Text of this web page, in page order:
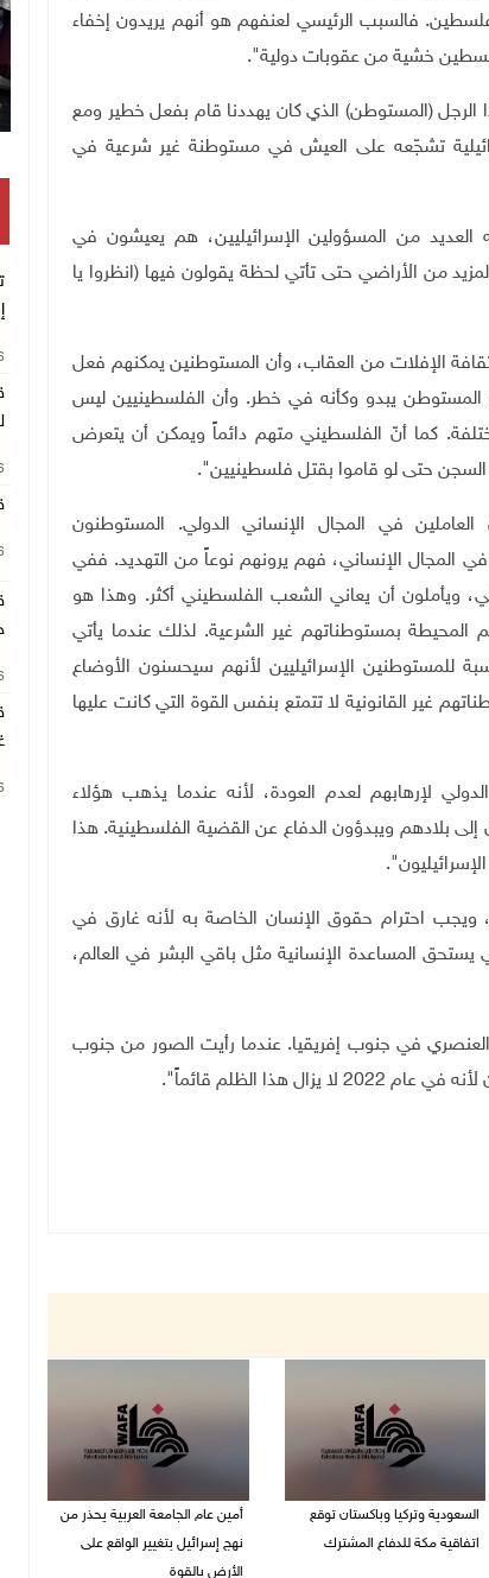
فالسبب الرئيسي لعنفهم هو أنهم يريدون إخفاء
خشية من عقوبات دولية."
الرجل (المستوطن) الذي كان يهددنا قام بفعل خطير ومع
تشجّعه على العيش في مستوطنة غير شرعية في
من المسؤولين الإسرائيليين، هم يعيشون في
من الأراضي حتى تأتي لحظة يقولون فيها (انظروا يا
الإفلات من العقاب، وأن المستوطنين يمكنهم فعل
المستوطن يبدو وكأنه في خطر. وأن الفلسطينيين ليس
كما أنّ الفلسطيني متهم دائماً ويمكن أن يتعرض
السجن حتى لو قاموا بقتل فلسطينيين."
في المجال الإنساني الدولي. المستوطنون
في المجال الإنساني، فهم يرونهم نوعاً من التهديد. ففي
ويأملون أن يعاني الشعب الفلسطيني أكثر. وهذا هو
بمستوطناتهم غير الشرعية. لذلك عندما يأتي
للمستوطنين الإسرائيليين لأنهم سيحسنون الأوضاع
غير القانونية لا تتمتع بنفس القوة التي كانت عليها
لإرهابهم لعدم العودة، لأنه عندما يذهب هؤلاء
بلادهم ويبدؤون الدفاع عن القضية الفلسطينية. هذا
."
احترام حقوق الإنسان الخاصة به لأنه غارق في
المساعدة الإنسانية مثل باقي البشر في العالم،
في جنوب إفريقيا. عندما رأيت الصور من جنوب
هذا الظلم قائماً
."
السعودية وتركيا وباكستان توقع
اتفاقية مكة للدفاع المشترك
أمين عام الجامعة العربية يحذر من
نهج إسرائيل بتغيير الواقع على
الأرض بالقوة